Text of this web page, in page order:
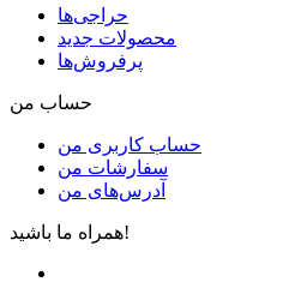
حراجی‌ها
محصولات جدید
پرفروش‌ها
حساب من
حساب کاربری من
سفارشات من
آدرس‌های من
همراه ما باشید!